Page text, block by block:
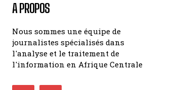
A PROPOS
Nous sommes une équipe de
journalistes spécialisés dans
l'analyse et le traitement de
l'information en Afrique Centrale